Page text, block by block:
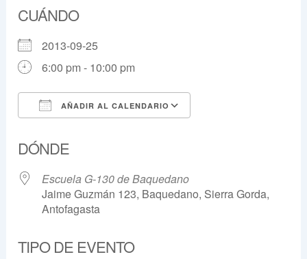
CUÁNDO
2013-09-25
6:00 pm - 10:00 pm
AÑADIR AL CALENDARIO
DÓNDE
Escuela G-130 de Baquedano
Jaime Guzmán 123, Baquedano, Sierra Gorda,
Antofagasta
TIPO DE EVENTO